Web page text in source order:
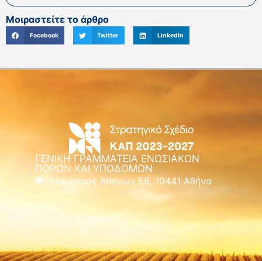
Μοιραστείτε το άρθρο
Facebook Twitter LinkedIn
ΓΕΝΙΚΗ ΓΡΑΜΜΑΤΕΙΑ ΕΝΩΣΙΑΚΩΝ
ΠΟΡΩΝ ΚΑΙ ΥΠΟΔΟΜΩΝ
Λεωφόρος Αθηνών 58, 10441 Αθήνα